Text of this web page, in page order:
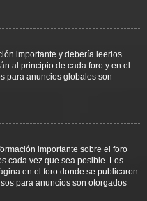
importante y debería leerlos
al principio de cada foro y en el
para anuncios globales son
importante sobre el foro
cada vez que sea posible. Los
en el foro donde se publicaron.
para anuncios son otorgados